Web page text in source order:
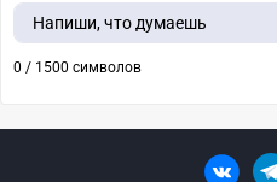
Напиши, что думаешь
0 / 1500 символов